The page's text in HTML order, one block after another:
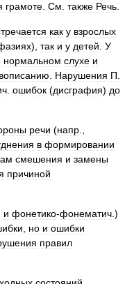
грамоте См также Речь
как у взрослых
), так и у детей У
нормальном слухе и
Нарушения П
ошибок (дисграфия) до
речи (напр
в формировании
смешения и замены
причиной
и фонетико-фонематич .)
но и ошибки
правил